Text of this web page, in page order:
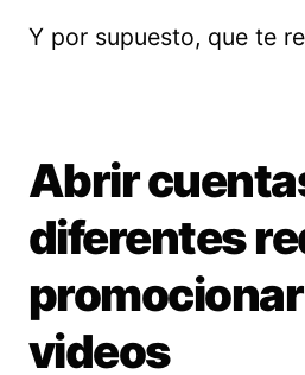
Y por supuesto, que te
Abrir
diferentes
videos